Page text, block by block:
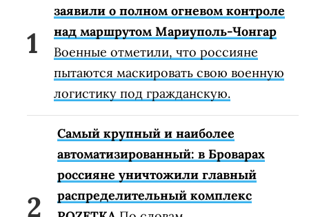
заявили о полном огневом контроле
над маршрутом Мариуполь-Чонгар
Военные отметили, что россияне
пытаются маскировать свою военную
логистику под гражданскую.
Самый крупный и наиболее
автоматизированный: в Броварах
россияне уничтожили главный
распределительный комплекс